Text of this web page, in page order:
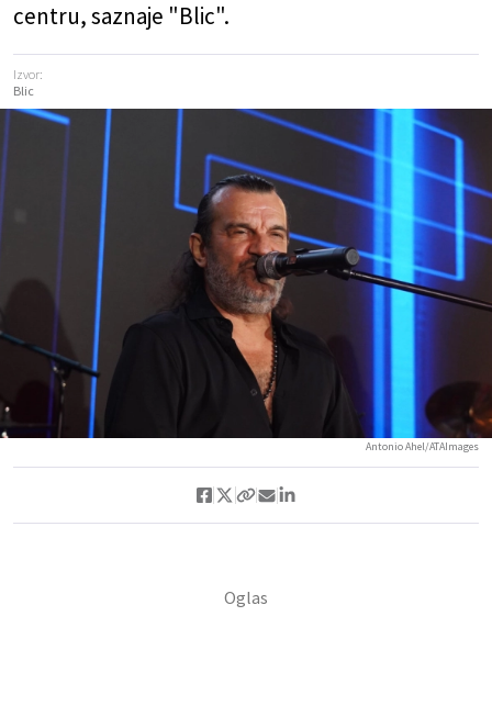
centru, saznaje "Blic".
Izvor:
Blic
Antonio Ahel/ATAImages